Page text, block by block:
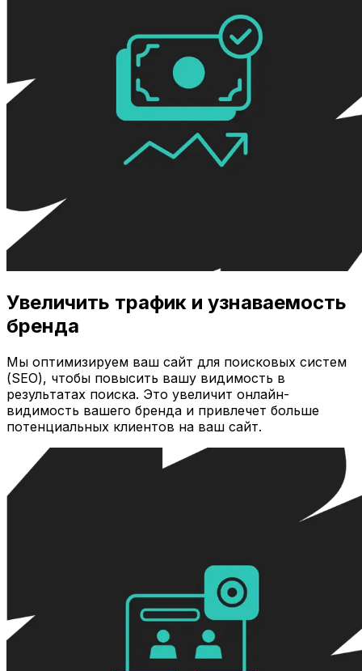
Увеличить трафик и узнаваемость
бренда
Мы оптимизируем ваш сайт для поисковых систем
(SEO), чтобы повысить вашу видимость в
результатах поиска. Это увеличит онлайн-
видимость вашего бренда и привлечет больше
потенциальных клиентов на ваш сайт.